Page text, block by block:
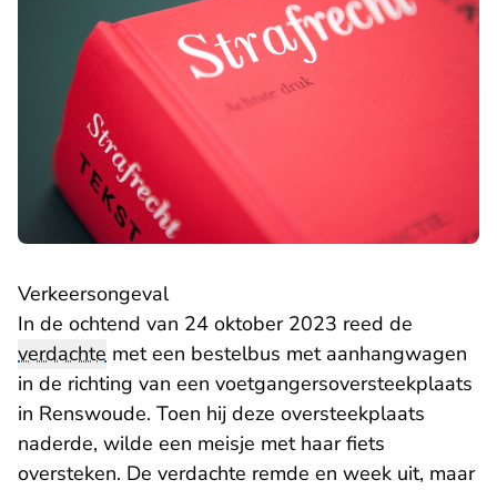
Verkeersongeval
In de ochtend van 24 oktober 2023 reed de
verdachte met een bestelbus met aanhangwagen
in de richting van een voetgangersoversteekplaats
in Renswoude. Toen hij deze oversteekplaats
naderde, wilde een meisje met haar fiets
oversteken. De verdachte remde en week uit, maar